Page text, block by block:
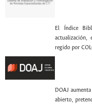
El Índice
actualización,
regido por
DOAJ
abierto,